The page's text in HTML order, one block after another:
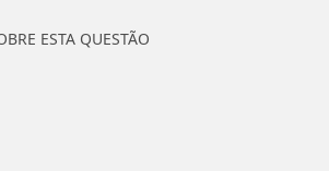
ESTA QUESTÃO